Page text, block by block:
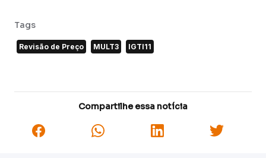
Tags
Revisão de Preço MULT3 IGTI11
Compartilhe essa notícia